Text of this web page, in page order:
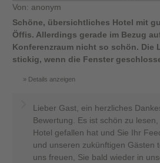
Von: anonym
Schöne, übersichtliches Hotel mit
Öffis. Allerdings gerade im Bezug
Konferenzraum nicht so schön. Die
stickig, wenn die Fenster
Details anzeigen
Lieber Gast, ein herzliches
Bewertung. Es ist schön zu
Hotel gefallen hat und Sie Ihr
und unseren zukünftigen Gästen
uns freuen, Sie bald wieder in